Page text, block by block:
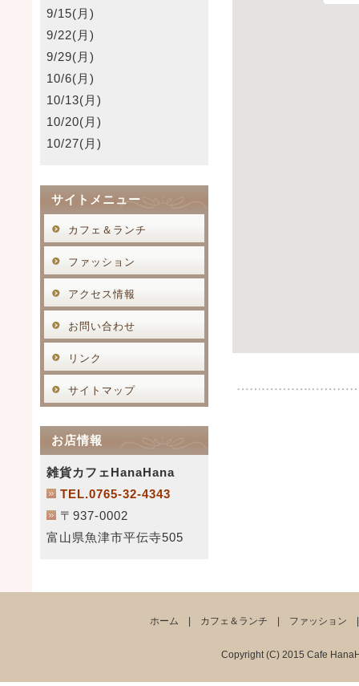
9/15(月)
9/22(月)
9/29(月)
10/6(月)
10/13(月)
10/20(月)
10/27(月)
サイトメニュー
カフェ＆ランチ
ファッション
アクセス情報
お問い合わせ
リンク
サイトマップ
お店情報
雑貨カフェHanaHana
TEL.0765-32-4343
〒937-0002
富山県魚津市平伝寺505
ホーム カフェ＆ランチ ファッション
Copyright (C) 2015 Cafe